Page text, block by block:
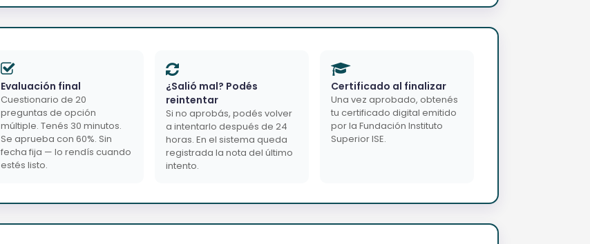
Evaluación final
Cuestionario de 20
preguntas de opción
múltiple. Tenés 30 minutos.
Se aprueba con 60%. Sin
fecha fija — lo rendís cuando
estés listo.
¿Salió mal? Podés
reintentar
Si no aprobás, podés volver
a intentarlo después de 24
horas. En el sistema queda
registrada la nota del último
intento.
Certificado al finalizar
Una vez aprobado, obtenés
tu certificado digital emitido
por la Fundación Instituto
Superior ISE.